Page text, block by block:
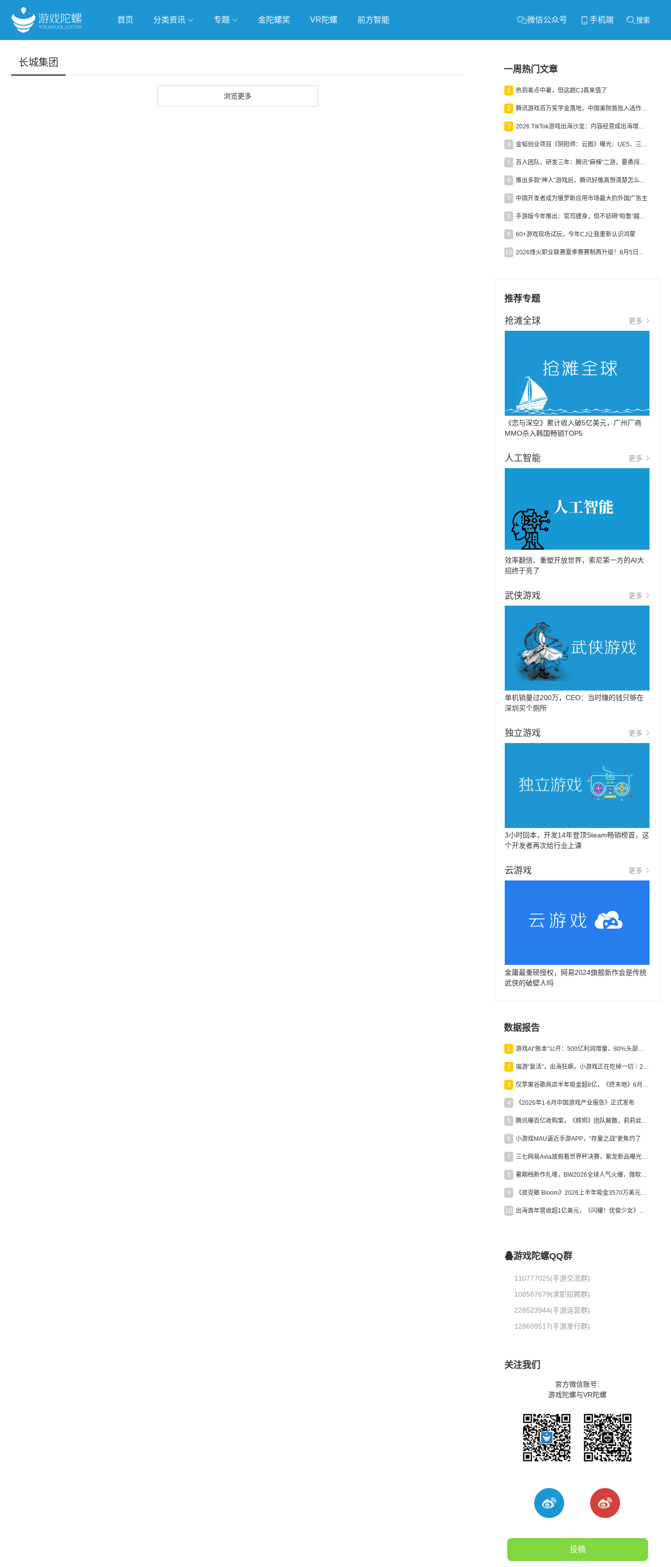
首页 分类资讯 专题 金陀螺奖 VR陀螺 前方智能 微信公众号 手机端 搜索
长城集团
浏览更多
一周热门文章
1 热到差点中暑，但这趟CJ真来值了
2 腾讯游戏百万奖学金落地，中国美院首批入选作品获业内关注
3 2026 TikTok游戏出海沙龙：内容经营成出海增长新引擎
4 金韬创业项目《阴阳师：云图》曝光：UE5、三端互通、ARPG
5 百人团队、研发三年：腾讯“麻辣”二游，要勇闯男性恋爱市场
6 推出多款“神人”游戏后，腾讯好像真想清楚怎么做二次元了
7 中国开发者成为俄罗斯应用市场最大的外国广告主
8 手游版今年推出：官司缠身，但不妨碍“帕鲁”越来越火
9 60+游戏现场试玩，今年CJ让我重新认识鸿蒙
10 2026烽火职业联赛夏季赛赛制再升级！8月5日起24支战队集结开战！
推荐专题
抢滩全球 更多
《恋与深空》累计收入破5亿美元，广州厂商
MMO杀入韩国畅销TOP5
人工智能 更多
效率翻倍、重塑开放世界，索尼第一方的AI大
招终于亮了
武侠游戏 更多
单机销量过200万，CEO：当时赚的钱只够在
深圳买个厕所
独立游戏 更多
3小时回本，开发14年登顶Steam畅销榜首，这
个开发者再次给行业上课
云游戏 更多
金庸最重磅授权，网易2024旗舰新作会是传统
武侠的破壁人吗
数据报告
1 游戏AI“账本”公开：500亿利润增量、80%头部入局，谁在闷声发财？
2 端游“复活”，出海狂飙，小游戏正在吃掉一切｜2026上半年产业报告
3 仅苹果谷歌商店半年吸金超8亿，《终末地》6月份收入显著回暖
4 《2026年1-6月中国游戏产业报告》正式发布
5 腾讯曝百亿收购案，《辉烬》团队解散，莉莉丝新作曝光｜陀螺周报
6 小游戏MAU逼近手游APP，“存量之战”更焦灼了
7 三七网易Avia放假看世界杯决赛，紫龙新品曝光，米哈游新作上线 | 陀螺周报
8 暑期档新作扎堆，BW2026全球人气火爆，微软XBOX大裁员|陀螺周报
9 《皮克敏 Bloom》2026上半年吸金3570万美元，中国台湾成最大市场
10 出海首年营收超1亿美元，《闪耀！优俊少女》美国市场占比达七成
游戏陀螺QQ群
110777025(手游交流群)
108587679(求职招聘群)
228523944(手游运营群)
128609517(手游发行群)
关注我们
官方微信账号:
游戏陀螺与VR陀螺
投稿